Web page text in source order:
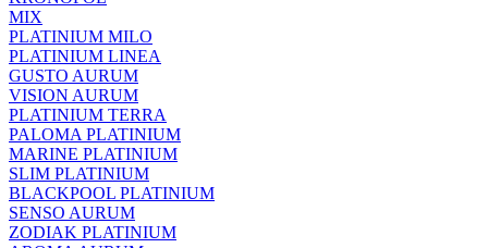
MIX
PLATINIUM MILO
PLATINIUM LINEA
GUSTO AURUM
VISION AURUM
PLATINIUM TERRA
PALOMA PLATINIUM
MARINE PLATINIUM
SLIM PLATINIUM
BLACKPOOL PLATINIUM
SENSO AURUM
ZODIAK PLATINIUM